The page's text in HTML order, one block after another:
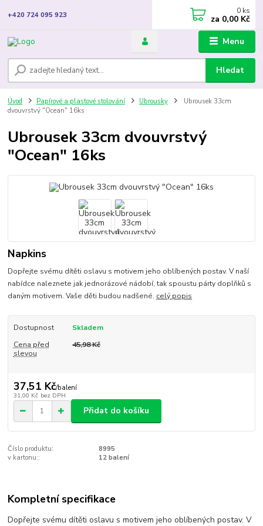
Menu
Hledat
+420 724 095 923 0 ks
za 0,00 Kč
Úvod Papírové a plastové stolování Ubrousky
Ubrousek 33cm
dvouvrstvý "Ocean" 16ks
Ubrousek 33cm dvouvrstvý
"Ocean" 16ks
Napkins
Dopřejte svému dítěti oslavu s motivem jeho oblíbených postav. V naší
nabídce naleznete jak jednorázové nádobí, tak spoustu párty doplňků s
daným motivem. Vaše děti budou nadšené. celý popis
Dostupnost
Skladem
Cena před
slevou
45,98 Kč
37,51 Kč/balení
31,00 Kč bez DPH
Přidat do košíku
Číslo produktu:
8995
v kartonu::
12 balení
Kompletní specifikace
Dopřejte svému dítěti oslavu s motivem jeho oblíbených postav. V